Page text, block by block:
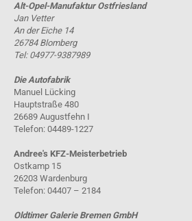
Alt-Opel-Manufaktur Ostfriesland
Jan Vetter
An der Eiche 14
26784 Blomberg
Tel: 04977-9387989
Die Autofabrik
Manuel Lücking
Hauptstraße 480
26689 Augustfehn I
Telefon: 04489-1227
Andree's KFZ-Meisterbetrieb
Ostkamp 15
26203 Wardenburg
Telefon: 04407 – 2184
Oldtimer Galerie Bremen GmbH